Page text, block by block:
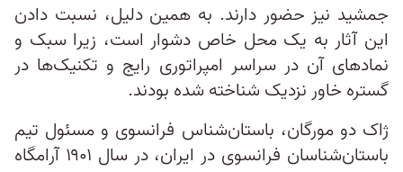
جمشید نیز حضور دارند. به همین دلیل، نسبت دادن
این آثار به یک محل خاص دشوار است، زیرا سبک و
نمادهای آن در سراسر امپراتوری رایج و تکنیک‌ها در
گستره خاور نزدیک شناخته شده بودند.
ژاک دو مورگان، باستان‌شناس فرانسوی و مسئول تیم
باستان‌شناسان فرانسوی در ایران، در سال ۱۹۰۱ آرامگاه